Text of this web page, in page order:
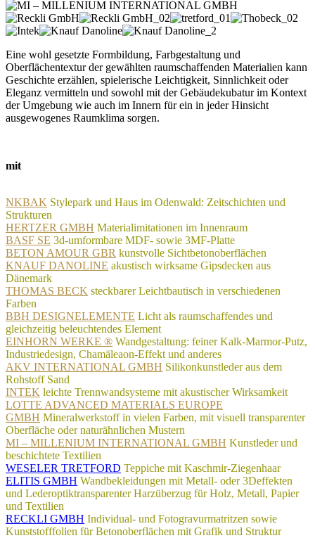
Eine wohl gesetzte Formbildung, Farbgestaltung und
Oberflächentextur der gewählten raumschaffenden Materialien kann
Geschichte erzählen, spielerische Leichtigkeit, Sinnlichkeit oder
Eleganz vermitteln und sowohl mit der Gebäudekubatur im Kontext
der Umgebung wie auch im Innern für ein in jeder Hinsicht
ausgewogenes Raumklima sorgen.
mit
NKBAK Stylepark und Haus im Odenwald: Zeitschichten und
Strukturen
HERTZER GMBH Materialimitationen im Innenraum
BASF SE 3d-umformbare MDF- sowie 3MF-Platte
BETON AMOUR GBR kunstvolle Sichtbetonoberflächen
KNAUF DANOLINE akustisch wirksame Gipsdecken aus
Dänemark
THOMAS BECK steckbarer Leichtbautisch in verschiedenen
Farben
BBH DESIGNELEMENTE Licht als raumschaffendes und
gleichzeitig beleuchtendes Element
EINHORN WERKE ® Wandgestaltung: feiner Kalk-Marmor-Putz,
Industriedesign, Chamäleaon-Effekt und anderes
AKV INTERNATIONAL GMBH Silikonkunstleder aus dem
Rohstoff Sand
INTEK leichte Trennwandsysteme mit akustischer Wirksamkeit
LOTTE ADVANCED MATERIALS EUROPE
GMBH Mineralwerkstoff in vielen Farben, mit visuell transparenter
Oberfläche oder naturähnlichen Mustern
MI – MILLENIUM INTERNATIONAL GMBH Kunstleder und
beschichtete Textilien
WESELER TRETFORD Teppiche mit Kaschmir-Ziegenhaar
ELITIS GMBH Wandbekleidungen mit Metall- oder 3Deffekten
und Lederoptiktransparenter Harzüberzug für Holz, Metall, Papier
und Textilien
RECKLI GMBH Individual- und Fotogravurmatritzen sowie
Kunststofffolien für Betonoberflächen mit Grafik und Struktur